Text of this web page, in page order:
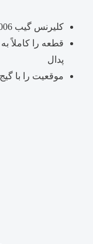
کلیرنس گیب backstop:
پدال
موقعیت را با گیج